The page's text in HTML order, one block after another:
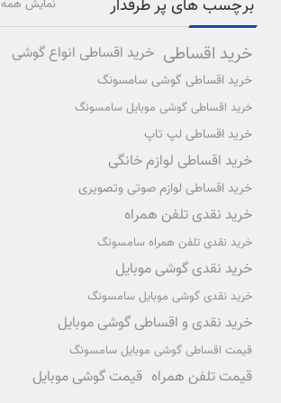
برچسب های پر طرفدار
خرید اقساطی خرید اقساطی انواع گوشی
خرید اقساطی گوشی سامسونگ
خرید اقساطی گوشی موبایل سامسونگ
خرید اقساطی لپ تاپ
خرید اقساطی لوازم خانگی
خرید اقساطی لوازم صوتی وتصویری
خرید نقدی تلفن همراه
خرید نقدی تلفن همراه سامسونگ
خرید نقدی گوشی موبایل
خرید نقدی گوشی موبایل سامسونگ
خرید نقدی و اقساطی گوشی موبایل
قیمت اقساطی گوشی موبایل سامسونگ
قیمت تلفن همراه قیمت گوشی موبایل
نمایش همه